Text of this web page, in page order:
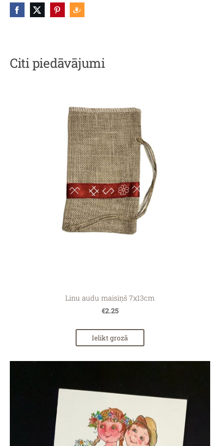
Citi piedāvājumi
Linu audu maisiņš 7x13cm
€2.25
Ielikt grozā